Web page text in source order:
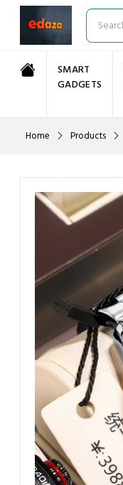
SMART
GADGETS
Home Products